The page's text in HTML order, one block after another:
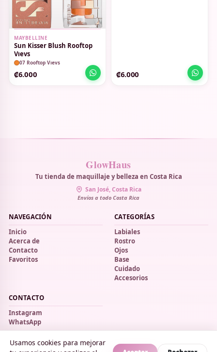
MAYBELLINE
Sun Kisser Blush Rooftop
Vıevs
07 Rooftop Vıevs
₡6.000 ₡6.000
GlowHaus
Tu tienda de maquillaje y belleza en Costa Rica
San José, Costa Rica
Envíos a todo Costa Rica
NAVEGACIÓN
Inicio
Acerca de
Contacto
Favoritos
CATEGORÍAS
Labiales
Rostro
Ojos
Base
Cuidado
Accesorios
CONTACTO
Instagram
WhatsApp
Usamos cookies para mejorar